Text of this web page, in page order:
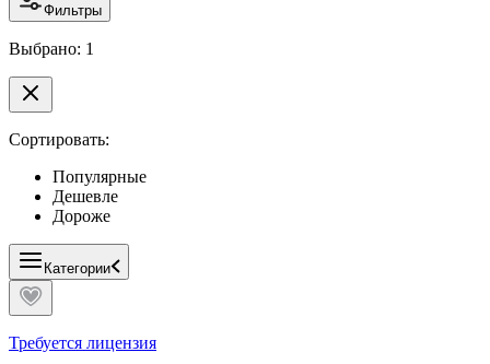
Фильтры
Выбрано: 1
Сортировать:
Популярные
Дешевле
Дороже
Категории
Требуется лицензия